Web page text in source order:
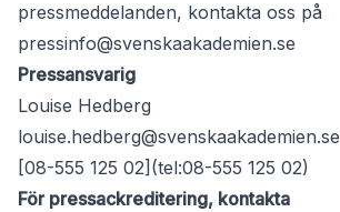
pressmeddelanden, kontakta oss på
pressinfo@svenskaakademien.se
Pressansvarig
Louise Hedberg
louise.hedberg@svenskaakademien.se
[08-555 125 02](tel:08-555 125 02)
För pressackreditering, kontakta